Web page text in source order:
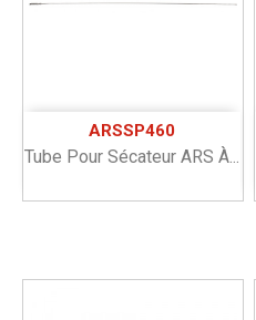
ARSSP460
Tube Pour Sécateur ARS À...